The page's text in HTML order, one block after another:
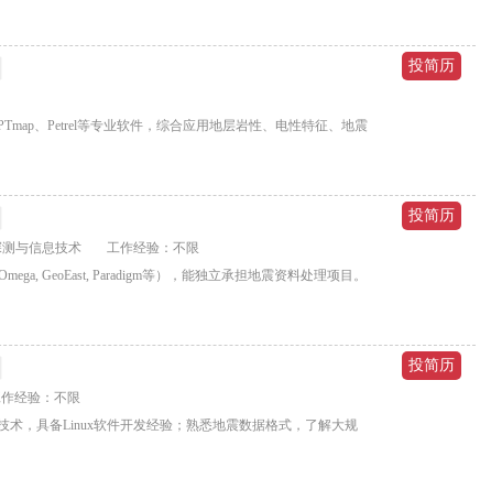
、Petrel等专业软件，综合应用地层岩性、电性特征、地震
与信息技术
工作经验：不限
GeoEast, Paradigm等），能独立承担地震资料处理项目。
经验：不限
术，具备Linux软件开发经验；熟悉地震数据格式，了解大规